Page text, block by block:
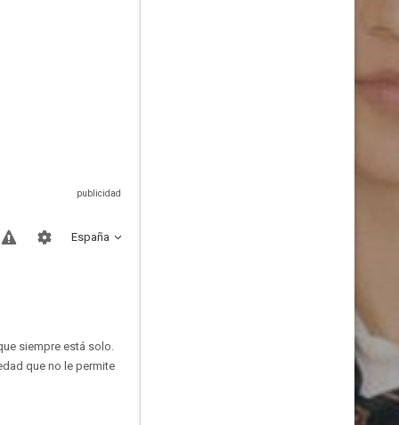
España
siempre está solo.
que no le permite